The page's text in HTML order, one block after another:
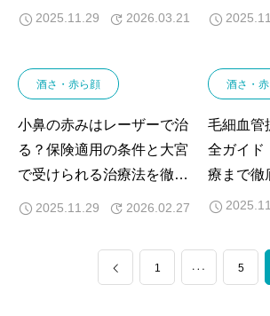
療を専門医が解説
2025.11.29 2026.03.21
リア対応
酒さ・赤ら顔
小鼻の赤みはレーザーで治
る？保険適用の条件と大宮
で受けられる治療法を徹底
解説
2025.11.29 2026.02.27
酒さ・
毛細血管
全ガイド
療まで徹
1… 5